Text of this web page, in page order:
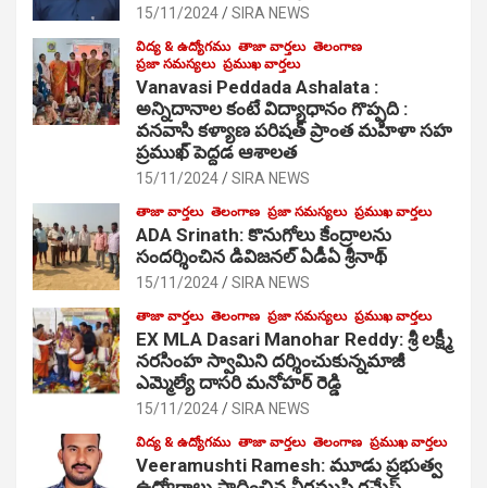
15/11/2024 SIRA NEWS
విద్య & ఉద్యోగము తాజా వార్తలు తెలంగాణ
ప్రజా సమస్యలు ప్రముఖ వార్తలు
Vanavasi Peddada Ashalata :
అన్నిదానాల కంటే విద్యాధానం గొప్పది :
వనవాసి కళ్యాణ పరిషత్ ప్రాంత మహిళా సహ
ప్రముఖ్ పెద్దడ ఆశాలత
15/11/2024 SIRA NEWS
తాజా వార్తలు తెలంగాణ ప్రజా సమస్యలు ప్రముఖ వార్తలు
ADA Srinath: కొనుగోలు కేంద్రాల‌ను
సంద‌ర్శించిన డివిజనల్ ఏడీఏ శ్రీనాథ్
15/11/2024 SIRA NEWS
తాజా వార్తలు తెలంగాణ ప్రజా సమస్యలు ప్రముఖ వార్తలు
EX MLA Dasari Manohar Reddy: శ్రీ లక్ష్మీ
నరసింహ స్వామిని దర్శించుకున్నమాజీ
ఎమ్మెల్యే దాసరి మనోహర్ రెడ్డి
15/11/2024 SIRA NEWS
విద్య & ఉద్యోగము తాజా వార్తలు తెలంగాణ ప్రముఖ వార్తలు
Veeramushti Ramesh: మూడు ప్రభుత్వ